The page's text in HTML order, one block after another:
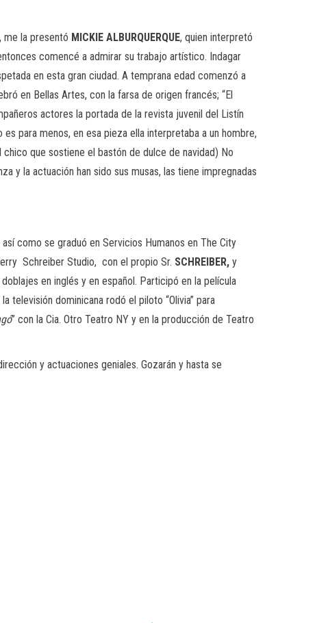
me la presentó MICKIE ALBURQUERQUE, quien interpretó
comencé a admirar su trabajo artístico. Indagar
en esta gran ciudad. A temprana edad comenzó a
en Bellas Artes, con la farsa de origen francés; “El
actores la portada de la revista juvenil del Listín
para menos, en esa pieza ella interpretaba a un hombre,
que sostiene el bastón de dulce de navidad) No
y la actuación han sido sus musas, las tiene impregnadas
como se graduó en Servicios Humanos en The City
Schreiber Studio, con el propio Sr. SCHREIBER, y
en inglés y en español. Participó en la película
televisión dominicana rodó el piloto “Olivia” para
” con la Cia. Otro Teatro NY y en la producción de Teatro
y actuaciones geniales. Gozarán y hasta se